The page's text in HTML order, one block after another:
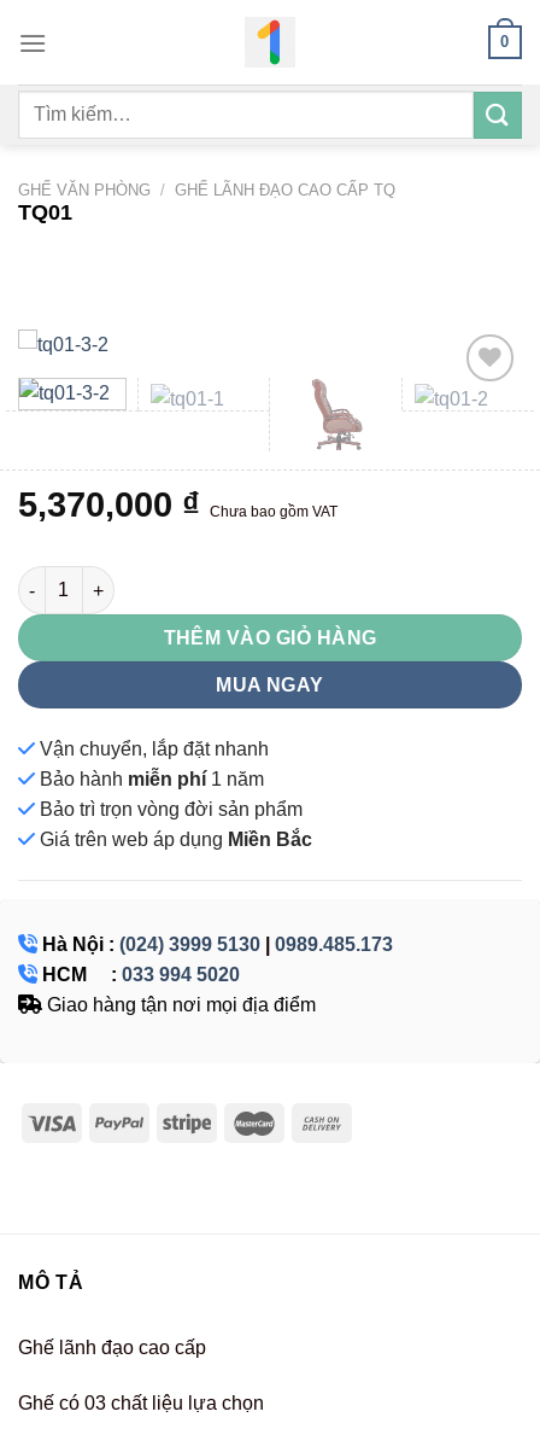
qua
dung
0
Tìm
GHẾ VĂN PHÒNG / GHẾ LÃNH ĐẠO CAO CẤP TQ
TQ01
wishlist
5,370,000 ₫ Chưa bao gồm VAT
TQ01 số lượng
THÊM VÀO GIỎ HÀNG
MUA NGAY
Vận chuyển, lắp đặt nhanh
Bảo hành miễn phí 1 năm
Bảo trì trọn vòng đời sản phẩm
Giá trên web áp dụng Miền Bắc
Hà Nội : (024) 3999 5130
0989.485.173
HCM : 033 994 5020
Giao hàng tận nơi mọi địa điểm
MÔ TẢ
Ghế lãnh đạo cao cấp
Ghế có 03 chất liệu lựa chọn